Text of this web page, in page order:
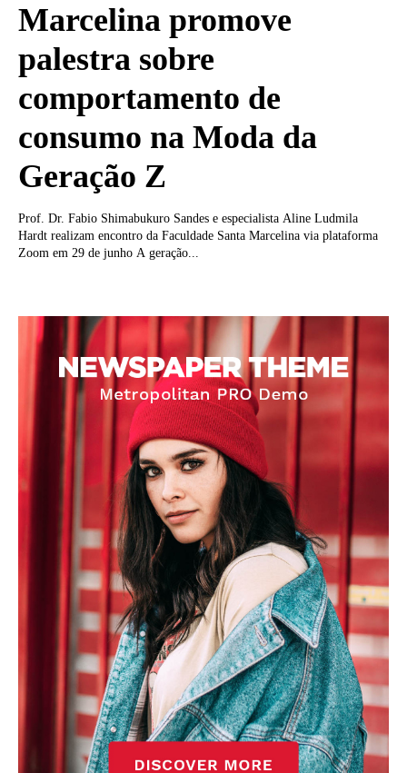
Marcelina promove
palestra sobre
comportamento de
consumo na Moda da
Geração Z
Prof. Dr. Fabio Shimabukuro Sandes e especialista Aline Ludmila
Hardt realizam encontro da Faculdade Santa Marcelina via plataforma
Zoom em 29 de junho A geração...